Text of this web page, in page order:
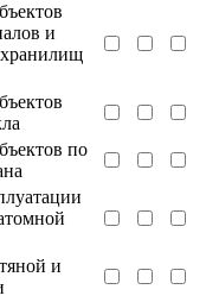
и
по
и